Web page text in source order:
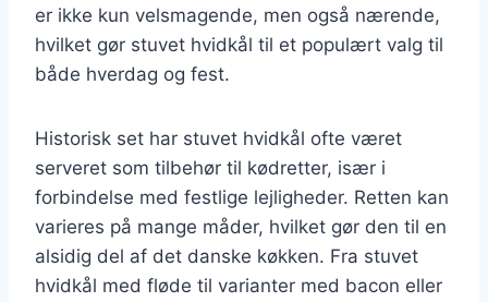
er ikke kun velsmagende, men også nærende,
hvilket gør stuvet hvidkål til et populært valg til
både hverdag og fest.
Historisk set har stuvet hvidkål ofte været
serveret som tilbehør til kødretter, især i
forbindelse med festlige lejligheder. Retten kan
varieres på mange måder, hvilket gør den til en
alsidig del af det danske køkken. Fra stuvet
hvidkål med fløde til varianter med bacon eller